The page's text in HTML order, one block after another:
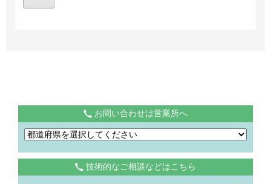
お問い合わせは営業所へ
技術的なご相談などはこちら